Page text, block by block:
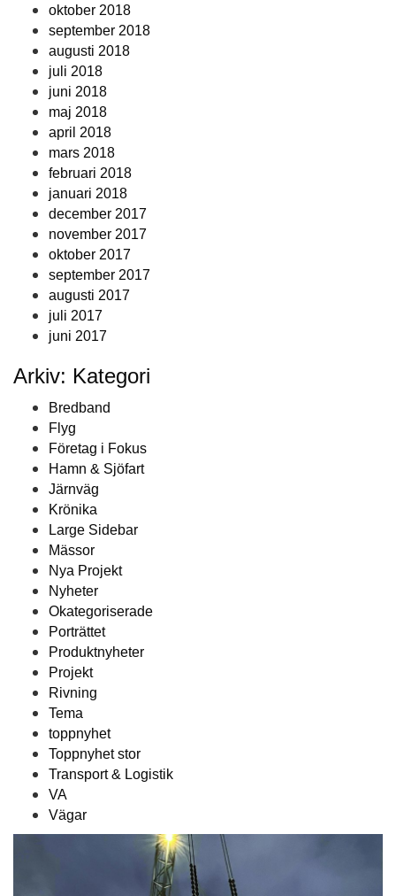
oktober 2018
september 2018
augusti 2018
juli 2018
juni 2018
maj 2018
april 2018
mars 2018
februari 2018
januari 2018
december 2017
november 2017
oktober 2017
september 2017
augusti 2017
juli 2017
juni 2017
Arkiv: Kategori
Bredband
Flyg
Företag i Fokus
Hamn & Sjöfart
Järnväg
Krönika
Large Sidebar
Mässor
Nya Projekt
Nyheter
Okategoriserade
Porträttet
Produktnyheter
Projekt
Rivning
Tema
toppnyhet
Toppnyhet stor
Transport & Logistik
VA
Vägar